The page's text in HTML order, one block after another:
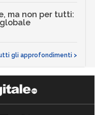
ma non per tutti:
gli approfondimenti >